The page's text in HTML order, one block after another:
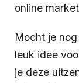
online
Mocht je
leuk idee
je deze